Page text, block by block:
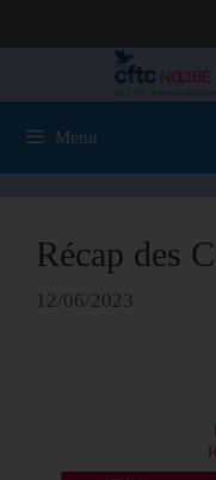
Menu
Récap des
12/06/2023